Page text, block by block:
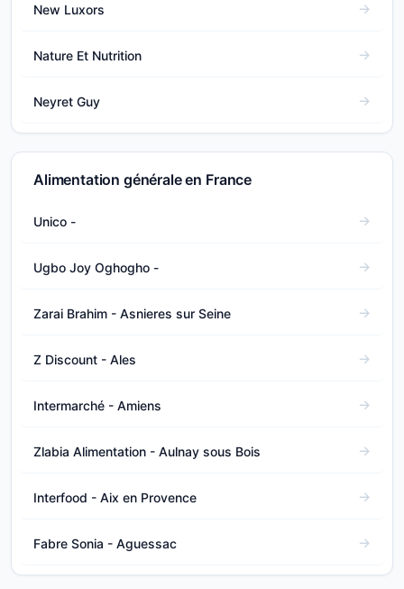
New Luxors
Nature Et Nutrition
Neyret Guy
Alimentation générale en France
Unico -
Ugbo Joy Oghogho -
Zarai Brahim - Asnieres sur Seine
Z Discount - Ales
Intermarché - Amiens
Zlabia Alimentation - Aulnay sous Bois
Interfood - Aix en Provence
Fabre Sonia - Aguessac